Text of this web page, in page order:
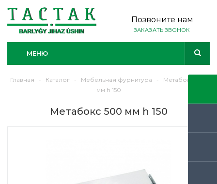
Позвоните нам
ЗАКАЗАТЬ ЗВОНОК
МЕНЮ
Главная - Каталог - Мебельная фурнитура -
Метабокс 500
мм h 150
Метабокс 500 мм h 150